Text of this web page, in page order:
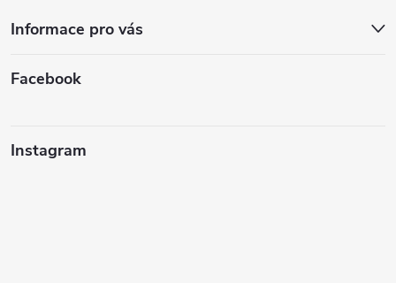
Informace pro vás
Facebook
Instagram